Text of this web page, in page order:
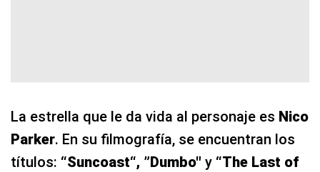
La estrella que le da vida al personaje es Nico
Parker. En su filmografía, se encuentran los
títulos: “Suncoast“, ”Dumbo" y “The Last of